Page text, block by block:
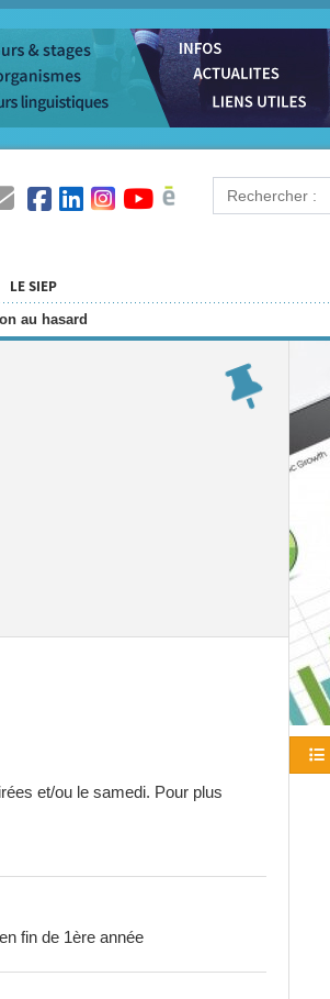
au hasard
LE SIEP
et/ou le samedi. Pour plus
fin de 1ère année